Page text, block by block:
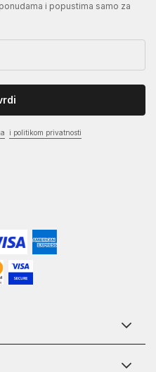
i popustima samo za
i politikom privatnosti